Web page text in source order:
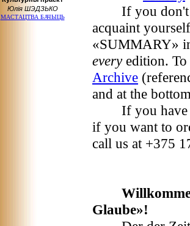
Юлія ШЭДЗЬКО
МАСТАЦТВА БАЧЫЦЬ
If you don't
acquaint
«SUMMARY»
everyedition. To
Archive
and at the
If you have
if you want to
call us at +375
Glaube»!